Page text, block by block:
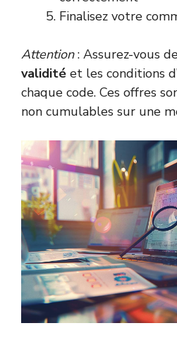
Finalisez votre
Attention: Assurez-vous
validité et les conditions
chaque code. Ces offres
non cumulables sur une